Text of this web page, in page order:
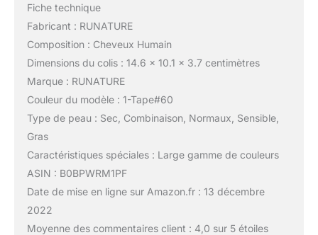
Fiche technique
Fabricant : RUNATURE
Composition : Cheveux Humain
Dimensions du colis : 14.6 x 10.1 x 3.7 centimètres
Marque : RUNATURE
Couleur du modèle : 1-Tape#60
Type de peau : Sec, Combinaison, Normaux, Sensible,
Gras
Caractéristiques spéciales : Large gamme de couleurs
ASIN : B0BPWRM1PF
Date de mise en ligne sur Amazon.fr : 13 décembre
2022
Moyenne des commentaires client : 4,0 sur 5 étoiles